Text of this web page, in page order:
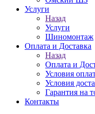
Услуги
Назад
Услуги
Шиномонтаж
Оплата и Доставка
Назад
Оплата и
Условия
Условия
Гарантия на
Контакты